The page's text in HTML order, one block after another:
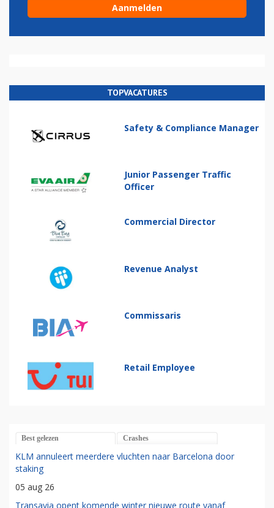
TOPVACATURES
Safety & Compliance Manager
Junior Passenger Traffic
Officer
Commercial Director
Revenue Analyst
Commissaris
Retail Employee
Best gelezen Crashes
KLM annuleert meerdere vluchten naar Barcelona door
staking
05 aug 26
Transavia opent komende winter nieuwe route vanaf